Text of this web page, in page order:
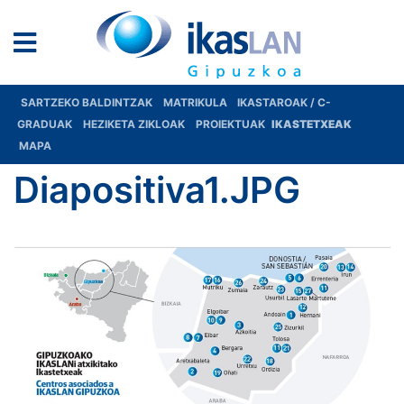
SARTZEKO BALDINTZAK MATRIKULA
IKASTAROAK / C-
GRADUAK
HEZIKETA ZIKLOAK PROIEKTUAK IKASTETXEAK
MAPA
Diapositiva1.JPG